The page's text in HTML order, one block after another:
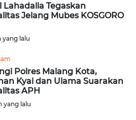
Lahadalia Tegaskan
Jelang Mubes KOSGORO
yang lalu
Polres Malang Kota,
Kyai dan Ulama Suarakan
APH
yang lalu